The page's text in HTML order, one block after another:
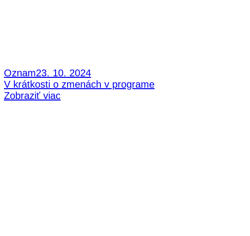
Oznam23. 10. 2024
V krátkosti o zmenách v programe
Zobraziť viac